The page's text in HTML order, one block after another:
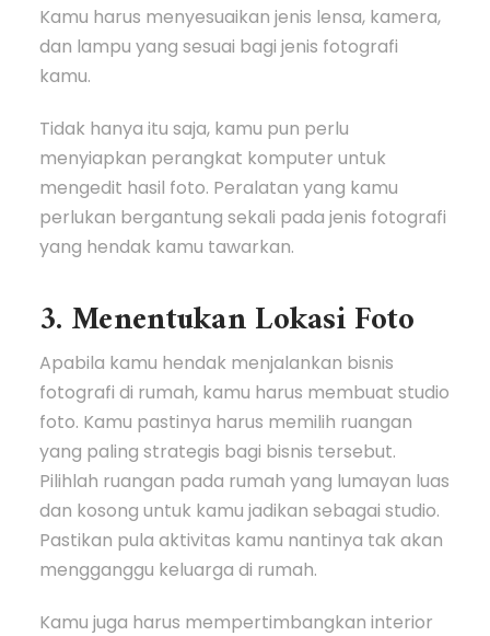
Kamu harus menyesuaikan jenis lensa, kamera,
dan lampu yang sesuai bagi jenis fotografi
kamu.
Tidak hanya itu saja, kamu pun perlu
menyiapkan perangkat komputer untuk
mengedit hasil foto. Peralatan yang kamu
perlukan bergantung sekali pada jenis fotografi
yang hendak kamu tawarkan.
3. Menentukan Lokasi Foto
Apabila kamu hendak menjalankan bisnis
fotografi di rumah, kamu harus membuat studio
foto. Kamu pastinya harus memilih ruangan
yang paling strategis bagi bisnis tersebut.
Pilihlah ruangan pada rumah yang lumayan luas
dan kosong untuk kamu jadikan sebagai studio.
Pastikan pula aktivitas kamu nantinya tak akan
mengganggu keluarga di rumah.
Kamu juga harus mempertimbangkan interior